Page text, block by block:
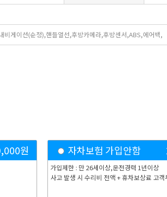
비게이션(순정),핸들열선,후방카메라,후방센서,ABS,에어백,
원 자차보험 가입안함
가입제한 : 만 26세이상,운전경력 1년이상
사고 발생 시 수리비 전액 + 휴차보상료 고객